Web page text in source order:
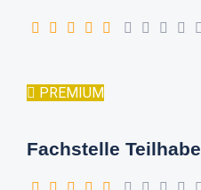
PREMIUM
Fachstelle